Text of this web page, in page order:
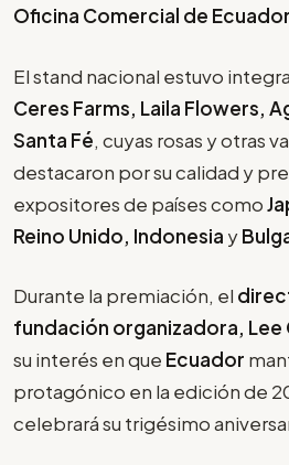
Oficina Comercial de
El stand nacional estuvo
Ceres Farms, Laila Flowers,
Santa Fé, cuyas rosas y otras
destacaron por su calidad y
expositores de países como
Reino Unido, Indonesia y
Durante la premiación, el
fundación organizadora, Lee
su interés en que Ecuador
protagónico en la edición de
celebrará su trigésimo